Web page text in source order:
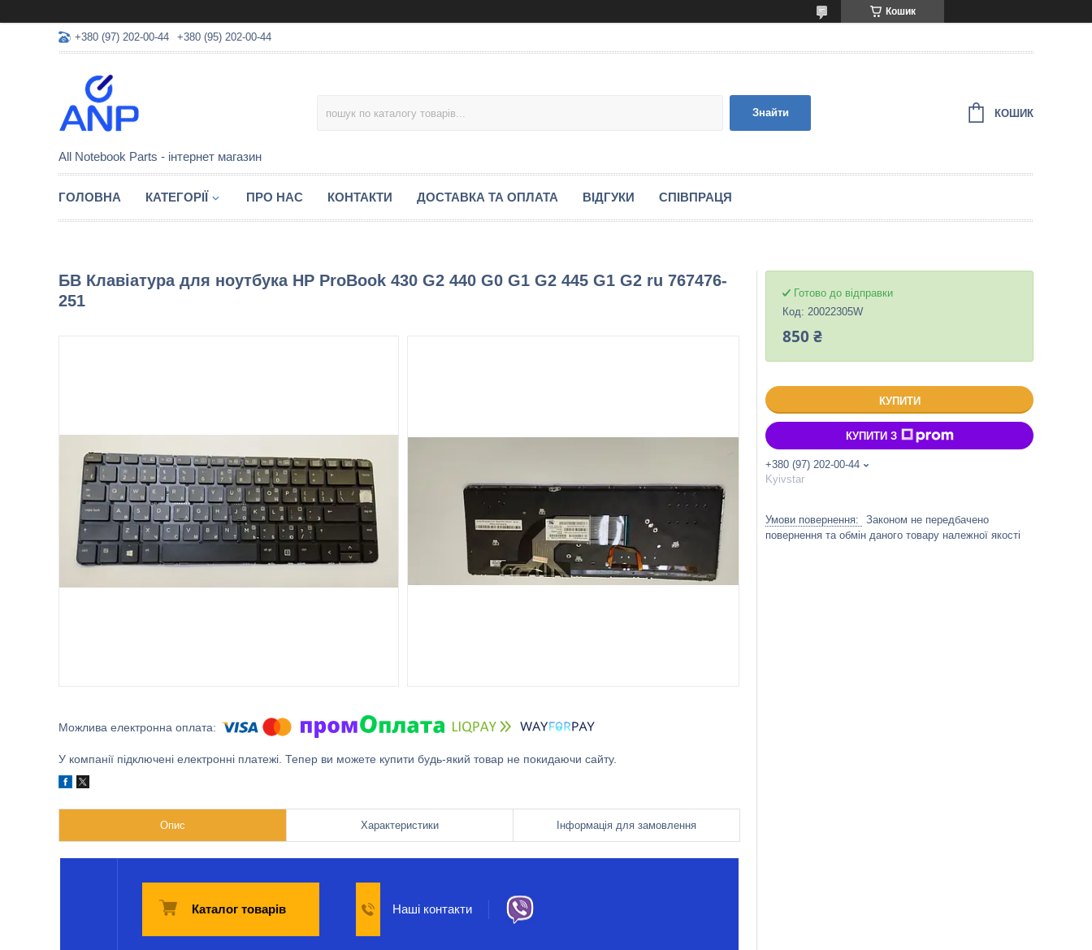
Кошик
+380 (97) 202-00-44 +380 (95) 202-00-44
All Notebook Parts - інтернет магазин
Знайти КОШИК
ГОЛОВНА КАТЕГОРІЇ ПРО НАС КОНТАКТИ ДОСТАВКА ТА ОПЛАТА ВІДГУКИ СПІВПРАЦЯ
БВ Клавіатура для ноутбука HP ProBook 430 G2 440 G0 G1 G2 445 G1 G2 ru 767476-
251
У компанії підключені електронні платежі. Тепер ви можете купити будь-який товар не покидаючи сайту.
Опис Характеристики Інформація для замовлення
Каталог товарів Наші контакти
Готово до відправки
Код: 20022305W
850 ₴
КУПИТИ
КУПИТИ З
+380 (97) 202-00-44
Kyivstar
Законом не передбачено
повернення та обмін даного товару належної якості